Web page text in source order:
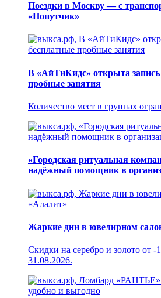
Поездки в Москву — с
«Попутчик»
В «АйТиКидс» открыта запись
пробные занятия
Количество мест в группах
«Городская ритуальная
надёжный помощник в
Жаркие дни в ювелирном
Скидки на серебро и золото от -
31.08.2026.